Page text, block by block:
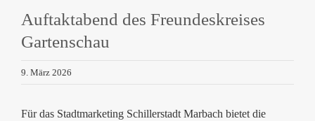
Auftaktabend des Freundeskreises
Gartenschau
9. März 2026
Für das Stadtmarketing Schillerstadt Marbach bietet die